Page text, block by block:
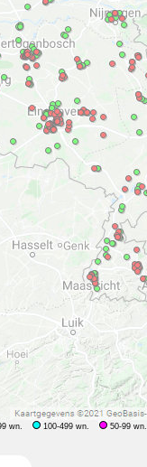
wn. 100-499 wn. 50-99 wn.